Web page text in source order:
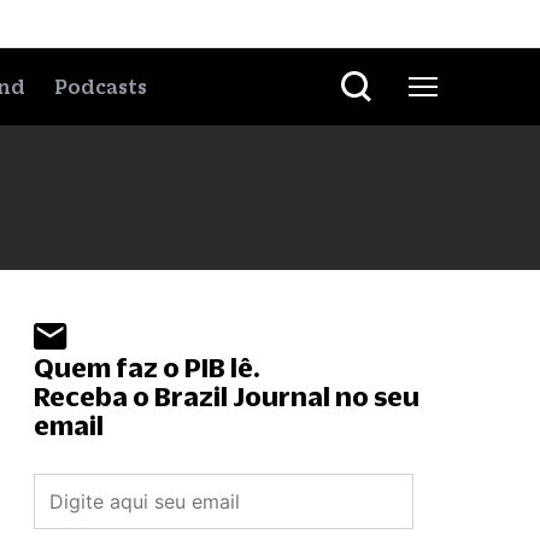
Podcasts
Quem faz o PIB lê.
Receba o Brazil Journal no seu
email